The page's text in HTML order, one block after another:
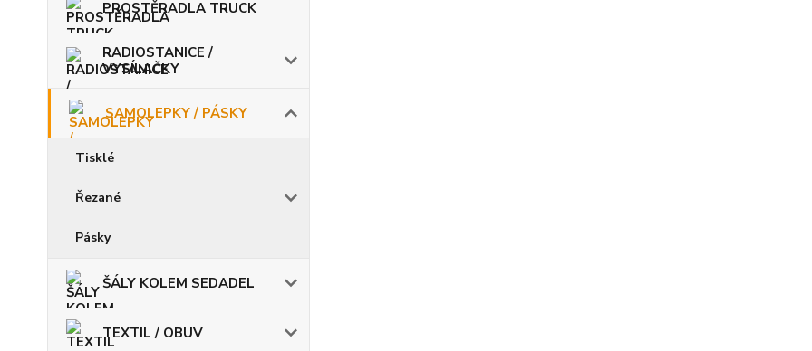
PROSTĚRADLA TRUCK
RADIOSTANICE /
VYSÍLAČKY
SAMOLEPKY / PÁSKY
Tisklé
Řezané
Pásky
ŠÁLY KOLEM SEDADEL
TEXTIL / OBUV